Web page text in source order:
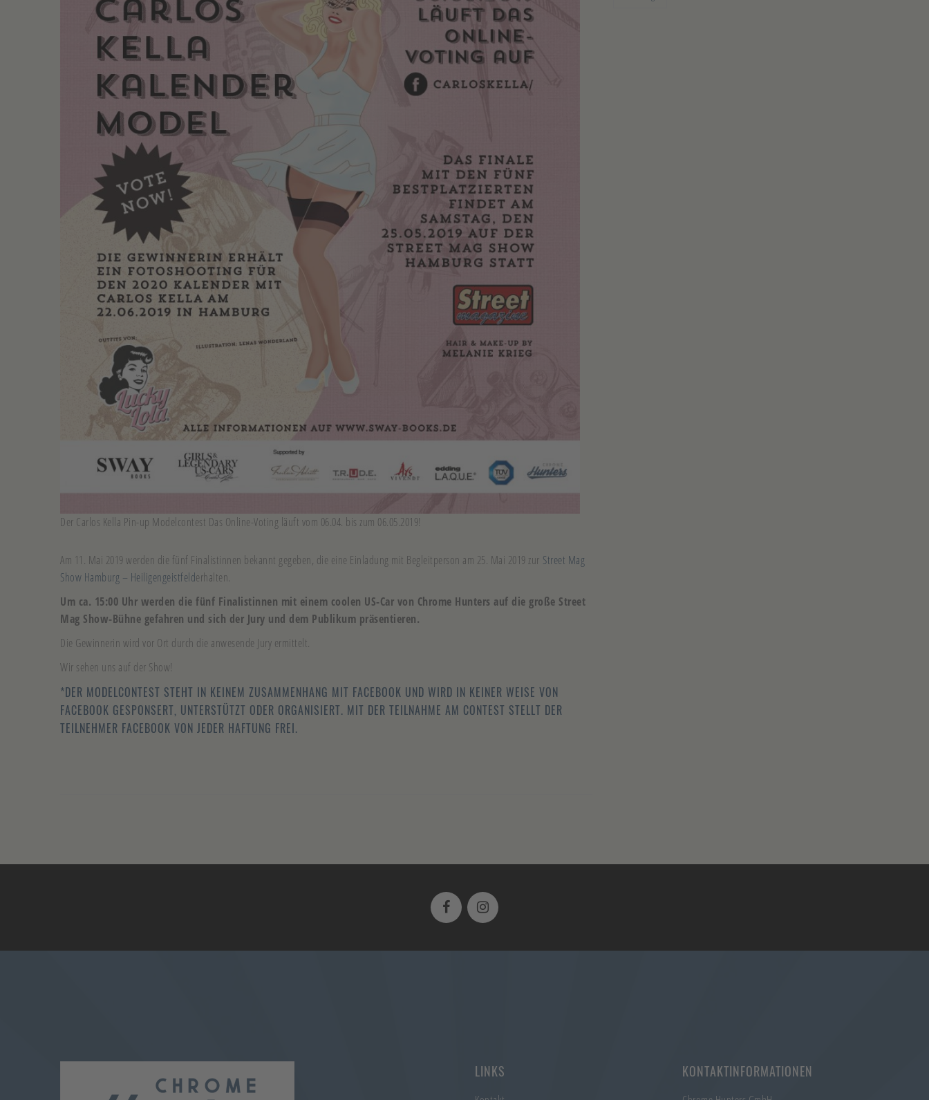
Der Carlos Kella Pin-up Modelcontest Das Online-Voting läuft vom 06.04. bis zum 06.05.2019!
Am 11. Mai 2019 werden die fünf Finalistinnen bekannt gegeben, die eine Einladung mit Begleitperson am 25. Mai 2019 zur Street Mag
Show Hamburg – Heiligengeistfelderhalten.
Um ca. 15:00 Uhr werden die fünf Finalistinnen mit einem coolen US-Car von Chrome Hunters auf die große Street
Mag Show-Bühne gefahren und sich der Jury und dem Publikum präsentieren.
Die Gewinnerin wird vor Ort durch die anwesende Jury ermittelt.
Wir sehen uns auf der Show!
*DER MODELCONTEST STEHT IN KEINEM ZUSAMMENHANG MIT FACEBOOK UND WIRD IN KEINER WEISE VON
FACEBOOK GESPONSERT, UNTERSTÜTZT ODER ORGANISIERT. MIT DER TEILNAHME AM CONTEST STELLT DER
TEILNEHMER FACEBOOK VON JEDER HAFTUNG FREI.
LINKS KONTAKTINFORMATIONEN